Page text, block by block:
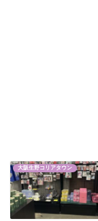
大阪生野コリアタウン